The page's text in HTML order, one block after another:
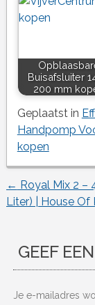
Buisafsluiter
200 mm
Geplaatst in
Handpomp
kopen
← Royal Mix 2 –
Liter) | House Of
GEEF
Je e-mailadres